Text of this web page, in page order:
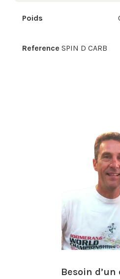
Poids
Reference SPIN D CARB
Besoin